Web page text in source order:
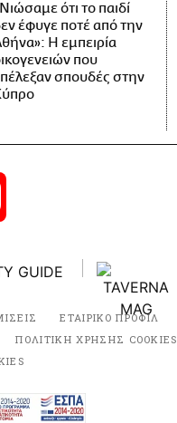
ότι το παιδί
έφυγε ποτέ από την
Η εμπειρία
που
σπουδές στην
ΕΤΑΙΡΙΚΟ ΠΡΟΦΙΛ
ΠΟΛΙΤΙΚΗ ΧΡΗΣΗΣ COOKIES